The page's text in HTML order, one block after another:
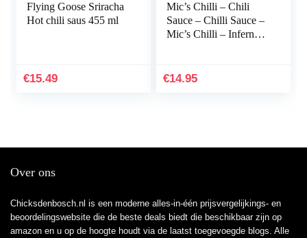
Flying Goose Sriracha
Hot chili saus 455 ml
€15.49
Mic’s Chilli – Chili
Sauce – Chilli Sauce –
Mic’s Chilli – Inferno
€14.95
Over ons
Chicksdenbosch.nl is een moderne alles-in-één prijsvergelijkings- en
beoordelingswebsite die de beste deals biedt die beschikbaar zijn op
amazon en u op de hoogte houdt via de laatst toegevoegde blogs. Alle